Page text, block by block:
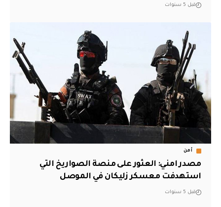
قبل 5 سنوات
أمن
مصدر امني: العثور على منصة الصواريخ التي
استهدفت معسكر زليكان في الموصل
قبل 5 سنوات